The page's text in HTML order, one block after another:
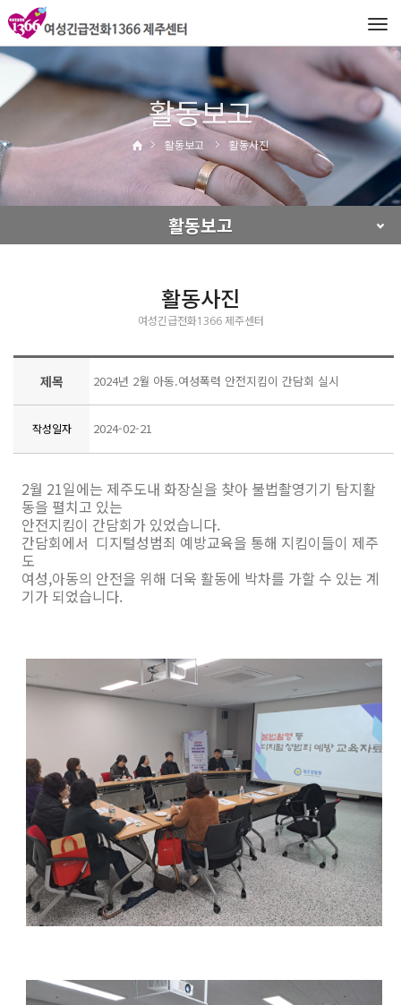
활동보고
활동보고 활동사진
활동보고
활동사진
여성긴급전화1366 제주센터
제목 2024년 2월 아동.여성폭력 안전지킴이 간담회 실시
작성일자 2024-02-21
2월 21일에는 제주도내 화장실을 찾아 불법촬영기기 탐지활
동을 펼치고 있는
안전지킴이 간담회가 있었습니다.
간담회에서 디지털성범죄 예방교육을 통해 지킴이들이 제주
도
여성,아동의 안전을 위해 더욱 활동에 박차를 가할 수 있는 계
기가 되었습니다.